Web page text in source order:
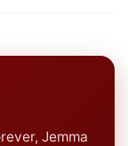
Jemma